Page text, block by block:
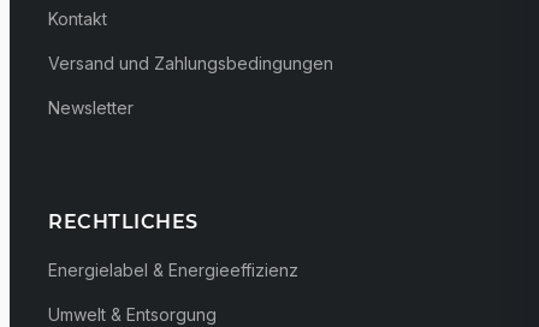
Kontakt
Versand und Zahlungsbedingungen
Newsletter
RECHTLICHES
Energielabel & Energieeffizienz
Umwelt & Entsorgung